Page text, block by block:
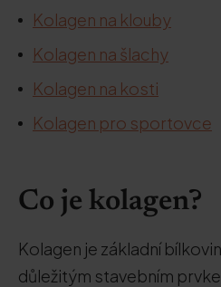
Kolagen na klouby
Kolagen na šlachy
Kolagen na kosti
Kolagen pro sportovce
Co je kolagen?
Kolagen je základní
důležitým stavebním